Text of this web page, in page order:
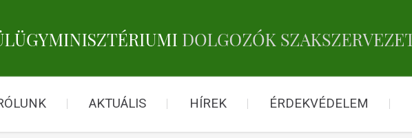
AKTUÁLIS HÍREK ÉRDEKVÉDELEM